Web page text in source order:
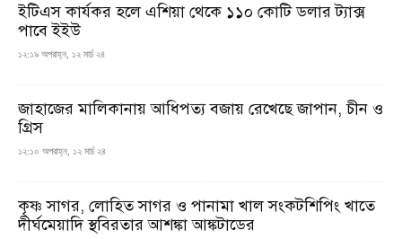
ইটিএস কার্যকর হলে এশিয়া থেকে ১১০ কোটি ডলার ট্যাক্স
পাবে ইইউ
১২:১৯ অপরাহ্ন, ১২ মার্চ ২৪
জাহাজের মালিকানায় আধিপত্য বজায় রেখেছে জাপান, চীন ও
গ্রিস
১২:১০ অপরাহ্ন, ১২ মার্চ ২৪
কৃষ্ণ সাগর, লোহিত সাগর ও পানামা খাল সংকটশিপিং খাতে
দীর্ঘমেয়াদি স্থবিরতার আশঙ্কা আঙ্কটাডের